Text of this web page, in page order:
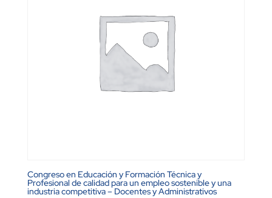
Congreso en Educación y Formación Técnica y
Profesional de calidad para un empleo sostenible y una
industria competitiva – Docentes y Administrativos